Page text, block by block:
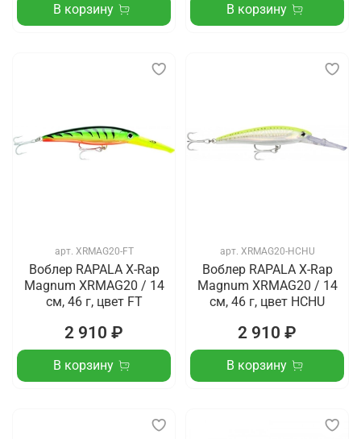
В корзину В корзину
арт. XRMAG20-FT
Воблер RAPALA X-Rap
Magnum XRMAG20 / 14
см, 46 г, цвет FT
2 910 ₽
В корзину
арт. XRMAG20-HCHU
Воблер RAPALA X-Rap
Magnum XRMAG20 / 14
см, 46 г, цвет HCHU
2 910 ₽
В корзину